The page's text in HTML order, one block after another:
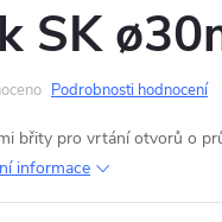
SK
Podrobnosti hodnocení
břity pro vrtání otvorů o
informace